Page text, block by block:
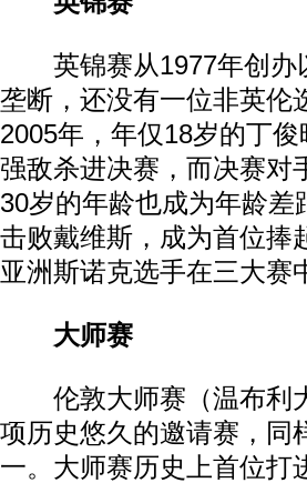
英锦赛从1977年创办
垄断，还没有一位非英伦
2005年，年仅18岁的丁
强敌杀进决赛，而决赛对
30岁的年龄也成为年龄
击败戴维斯，成为首位捧
亚洲斯诺克选手在三大赛
大师赛
伦敦大师赛（温布利
项历史悠久的邀请赛，同
一。大师赛历史上首位打
动物系恋人啊 | 钟欣潼体